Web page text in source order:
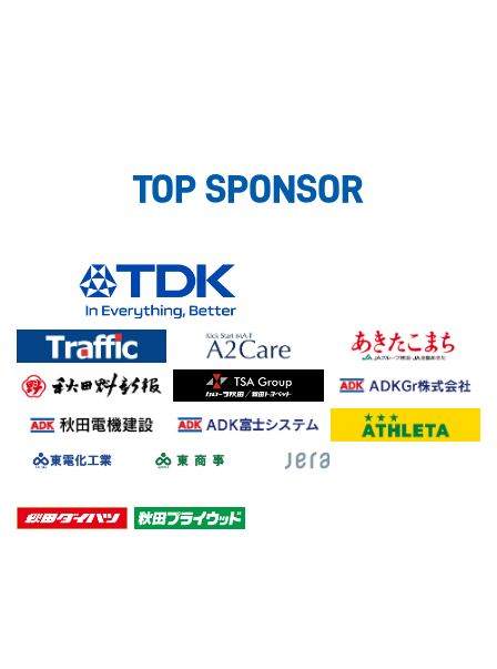
TOP SPONSOR